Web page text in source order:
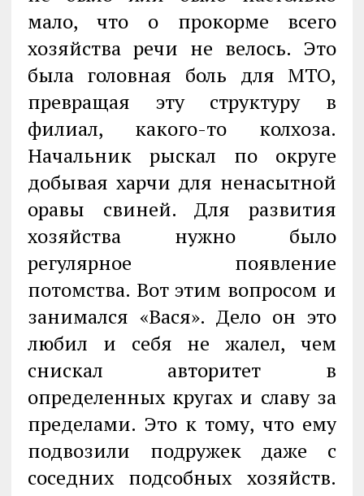
мало, что о прокорме всего
хозяйства речи не велось. Это
была головная боль для МТО,
превращая эту структуру в
филиал, какого-то колхоза.
Начальник рыскал по округе
добывая харчи для ненасытной
оравы свиней. Для развития
хозяйства нужно было
регулярное появление
потомства. Вот этим вопросом и
занимался «Вася». Дело он это
любил и себя не жалел, чем
снискал авторитет в
определенных кругах и славу за
пределами. Это к тому, что ему
подвозили подружек даже с
соседних подсобных хозяйств.